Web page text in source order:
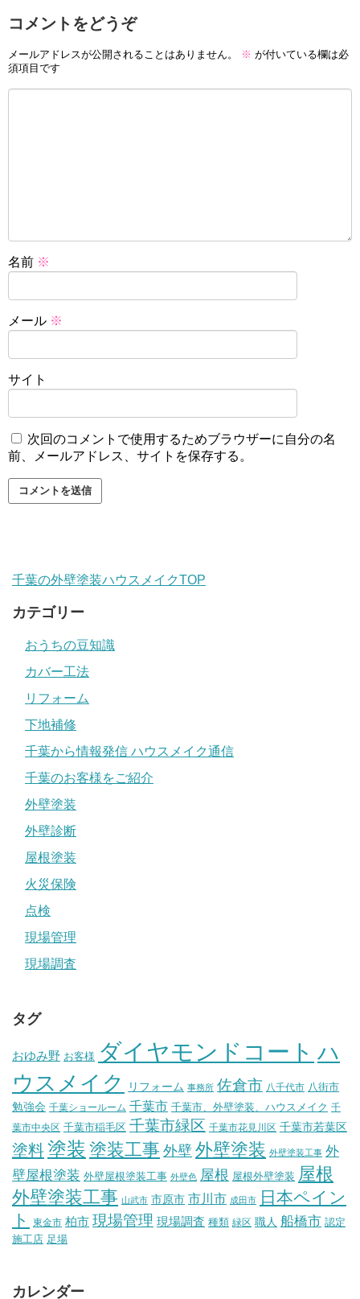
コメントをどうぞ
メールアドレスが公開されることはありません。 ※ が付いている欄は必
須項目です
名前 ※
メール ※
サイト
次回のコメントで使用するためブラウザーに自分の名
前、メールアドレス、サイトを保存する。
千葉の外壁塗装ハウスメイクTOP
カテゴリー
おうちの豆知識
カバー工法
リフォーム
下地補修
千葉から情報発信 ハウスメイク通信
千葉のお客様をご紹介
外壁塗装
外壁診断
屋根塗装
火災保険
点検
現場管理
現場調査
タグ
おゆみ野 お客様 ダイヤモンドコート ハ
ウスメイク
リフォーム 事務所 佐倉市 八千代市 八街市
勉強会 千葉ショールーム 千葉市 千葉市、外壁塗装、ハウスメイク 千
葉市中央区 千葉市稲毛区 千葉市緑区 千葉市花見川区 千葉市若葉区
塗料塗装 塗装工事 外壁 外壁塗装 外壁塗装工事 外
壁屋根塗装 外壁屋根塗装工事 外壁色 屋根 屋根外壁塗装 屋根
外壁塗装工事 山武市 市原市 市川市 成田市
日本ペイン
ト
東金市 柏市 現場管理 現場調査 種類 緑区 職人 船橋市 認定
施工店 足場
カレンダー